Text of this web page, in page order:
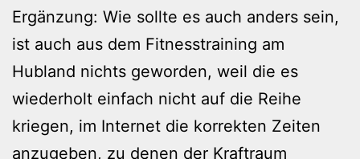
Ergänzung: Wie sollte es auch anders sein,
ist auch aus dem Fitnesstraining am
Hubland nichts geworden, weil die es
wiederholt einfach nicht auf die Reihe
kriegen, im Internet die korrekten Zeiten
anzugeben, zu denen der Kraftraum